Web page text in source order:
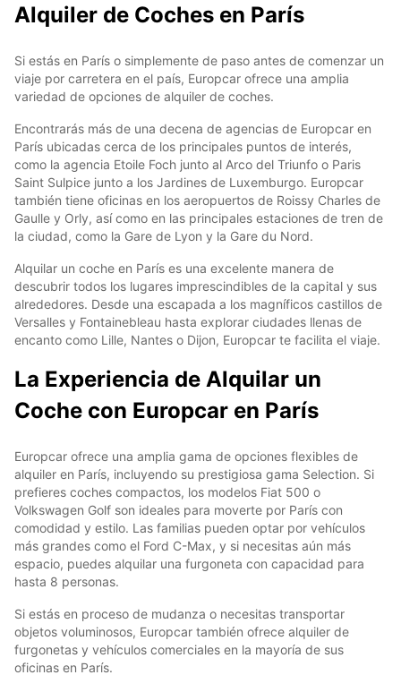
Alquiler de Coches en París
Si estás en París o simplemente de paso antes de comenzar un
viaje por carretera en el país, Europcar ofrece una amplia
variedad de opciones de alquiler de coches.
Encontrarás más de una decena de agencias de Europcar en
París ubicadas cerca de los principales puntos de interés,
como la agencia Etoile Foch junto al Arco del Triunfo o Paris
Saint Sulpice junto a los Jardines de Luxemburgo. Europcar
también tiene oficinas en los aeropuertos de Roissy Charles de
Gaulle y Orly, así como en las principales estaciones de tren de
la ciudad, como la Gare de Lyon y la Gare du Nord.
Alquilar un coche en París es una excelente manera de
descubrir todos los lugares imprescindibles de la capital y sus
alrededores. Desde una escapada a los magníficos castillos de
Versalles y Fontainebleau hasta explorar ciudades llenas de
encanto como Lille, Nantes o Dijon, Europcar te facilita el viaje.
La Experiencia de Alquilar un
Coche con Europcar en París
Europcar ofrece una amplia gama de opciones flexibles de
alquiler en París, incluyendo su prestigiosa gama Selection. Si
prefieres coches compactos, los modelos Fiat 500 o
Volkswagen Golf son ideales para moverte por París con
comodidad y estilo. Las familias pueden optar por vehículos
más grandes como el Ford C-Max, y si necesitas aún más
espacio, puedes alquilar una furgoneta con capacidad para
hasta 8 personas.
Si estás en proceso de mudanza o necesitas transportar
objetos voluminosos, Europcar también ofrece alquiler de
furgonetas y vehículos comerciales en la mayoría de sus
oficinas en París.